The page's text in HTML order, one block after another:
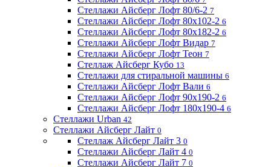
Стеллажи Айсберг Лофт 80/6-2 7
Стеллажи Айсберг Лофт 80х102-2 6
Стеллажи Айсберг Лофт 80х182-2 6
Стеллажи Айсберг Лофт Видар 7
Стеллажи Айсберг Лофт Теон 7
Стеллаж Айсберг Кубо 13
Стеллажи для стиральной машины 6
Стеллажи Айсберг Лофт Вали 6
Стеллажи Айсберг Лофт 90х190-2 6
Стеллажи Айсберг Лофт 180х190-4 6
Стеллажи Urban 42
Стеллажи Айсберг Лайт 0
Стеллаж Айсберг Лайт 3 0
Стеллажи Айсберг Лайт 4 0
Стеллажи Айсберг Лайт 7 0